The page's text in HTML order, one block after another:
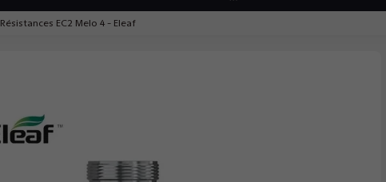
Résistances EC2 Melo 4 - Eleaf